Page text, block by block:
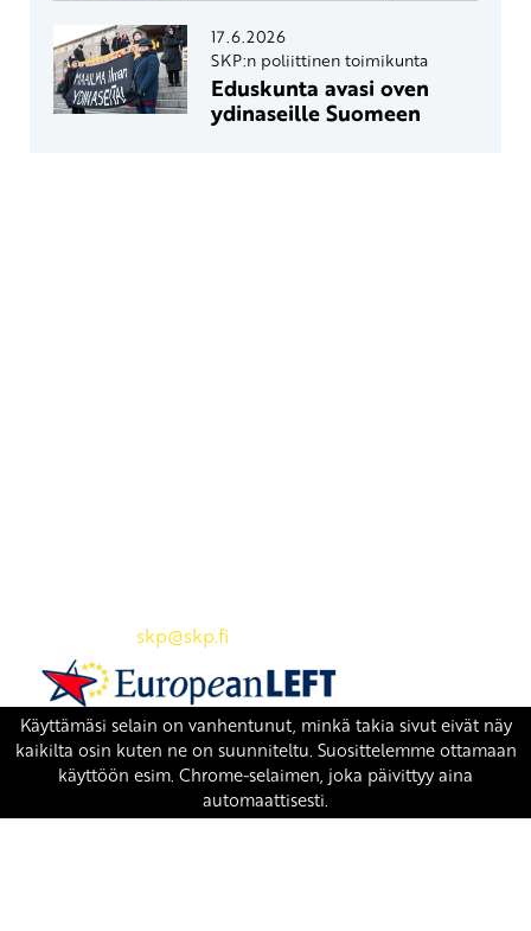
17.6.2026
SKP:n poliittinen toimikunta
Eduskunta avasi oven
ydinaseille Suomeen
skp@skp.fi
SKP on Euroopan Vasemmistopuolueen jäsen.
european-left.org
european-left.org/manifesto/